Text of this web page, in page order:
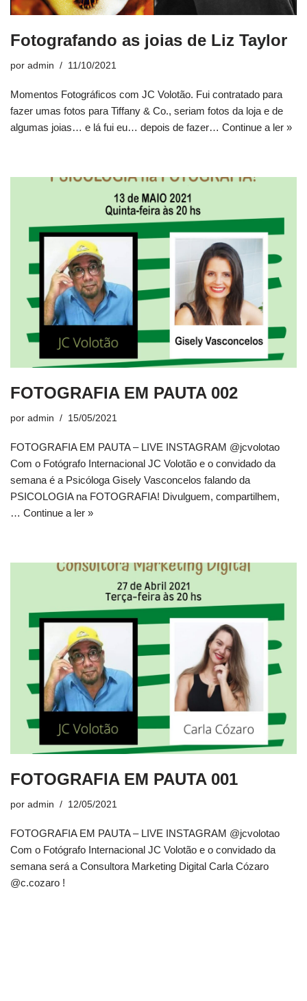
Fotografando as joias de Liz Taylor
por admin 11/10/2021
Momentos Fotográficos com JC Volotão. Fui contratado para
fazer umas fotos para Tiffany & Co., seriam fotos da loja e de
algumas joias… e lá fui eu… depois de fazer… Continue a ler »
FOTOGRAFIA EM PAUTA 002
por admin 15/05/2021
FOTOGRAFIA EM PAUTA – LIVE INSTAGRAM @jcvolotao
Com o Fotógrafo Internacional JC Volotão e o convidado da
semana é a Psicóloga Gisely Vasconcelos falando da
PSICOLOGIA na FOTOGRAFIA! Divulguem, compartilhem,
… Continue a ler »
FOTOGRAFIA EM PAUTA 001
por admin 12/05/2021
FOTOGRAFIA EM PAUTA – LIVE INSTAGRAM @jcvolotao
Com o Fotógrafo Internacional JC Volotão e o convidado da
semana será a Consultora Marketing Digital Carla Cózaro
@c.cozaro !